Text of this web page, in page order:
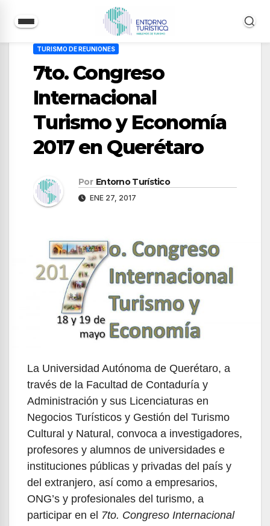
contenido
TURISMO DE REUNIONES
7to. Congreso
Internacional
Turismo y Economía
2017 en Querétaro
Por Entorno Turístico
ENE 27, 2017
La Universidad Autónoma de Querétaro, a
través de la Facultad de Contaduría y
Administración y sus Licenciaturas en
Negocios Turísticos y Gestión del Turismo
Cultural y Natural, convoca a investigadores,
profesores y alumnos de universidades e
instituciones públicas y privadas del país y
del extranjero, así como a empresarios,
ONG’s y profesionales del turismo, a
participar en el 7to. Congreso Internacional